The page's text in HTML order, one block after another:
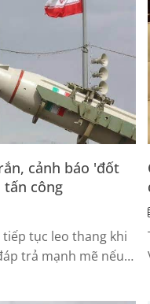
cảnh báo 'đốt
tấn công
tục leo thang khi
trả mạnh mẽ nếu